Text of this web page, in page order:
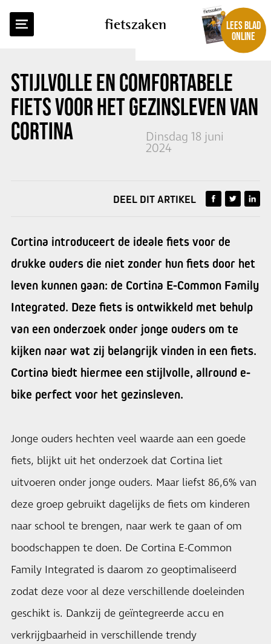
fietszaken
LEES BLAD
ONLINE
STIJLVOLLE EN COMFORTABELE
FIETS VOOR HET GEZINSLEVEN VAN
CORTINA
Dinsdag 18 juni
2024
TERUG NAAR OVERZICHT
DEEL DIT ARTIKEL
Cortina introduceert de ideale fiets voor de
drukke ouders die niet zonder hun fiets door het
leven kunnen gaan: de Cortina E-Common Family
Integrated. Deze fiets is ontwikkeld met behulp
van een onderzoek onder jonge ouders om te
kijken naar wat zij belangrijk vinden in een fiets.
Cortina biedt hiermee een stijlvolle, allround e-
bike perfect voor het gezinsleven.
Jonge ouders hechten veel waarde aan een goede
fiets, blijkt uit het onderzoek dat Cortina liet
uitvoeren onder jonge ouders. Maar liefst 86,6% van
deze groep gebruikt dagelijks de fiets om kinderen
naar school te brengen, naar werk te gaan of om
boodschappen te doen. De Cortina E-Common
Family Integrated is daarom zo geoptimaliseerd
zodat deze voor al deze verschillende doeleinden
geschikt is. Dankzij de geïntegreerde accu en
verkrijgbaarheid in verschillende trendy